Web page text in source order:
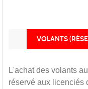
VOLANTS
L'achat des volants
réservé aux licenciés